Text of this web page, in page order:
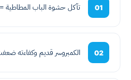
01 تآكل حشوة الباب المطاطية =
02 الكمبروسر قديم وكفاءته